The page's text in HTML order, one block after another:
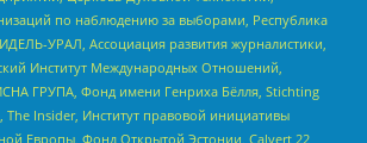
по наблюдению за выборами, Республика
УРАЛ, Ассоциация развития журналистики,
Институт Международных Отношений,
ГРУПА, Фонд имени Генриха Бёлля, Stichting
The Insider, Институт правовой инициативы
Европы, Фонд Открытой Эстонии, Calvert 22